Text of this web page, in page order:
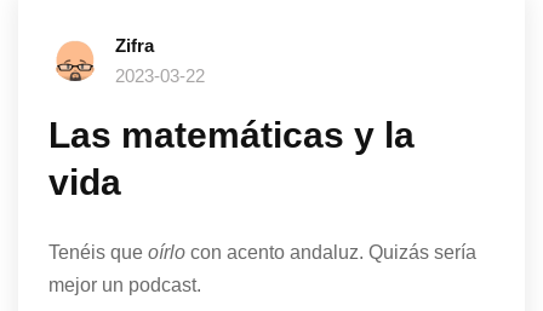
Zifra
2023-03-22
Las matemáticas y la
vida
Tenéis que oírlo con acento andaluz. Quizás sería
mejor un podcast.